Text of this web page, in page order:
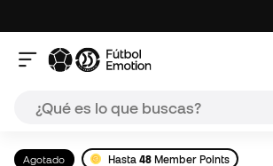
Agotado Hasta48 Member Points